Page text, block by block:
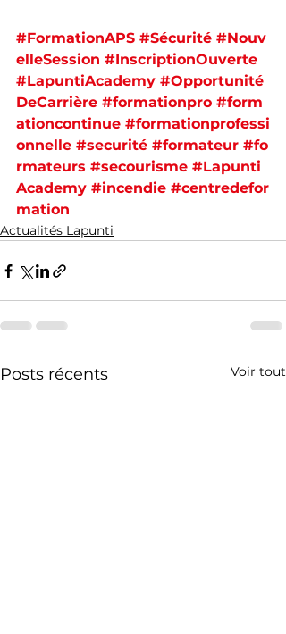
#FormationAPS #Sécurité #Nouv
elleSession #InscriptionOuverte
#LapuntiAcademy #Opportunité
DeCarrière #formationpro #form
ationcontinue #formationprofessi
onnelle #securité #formateur #fo
rmateurs #secourisme #Lapunti
Academy #incendie #centredefor
mation
Actualités Lapunti
Posts récents Voir tout